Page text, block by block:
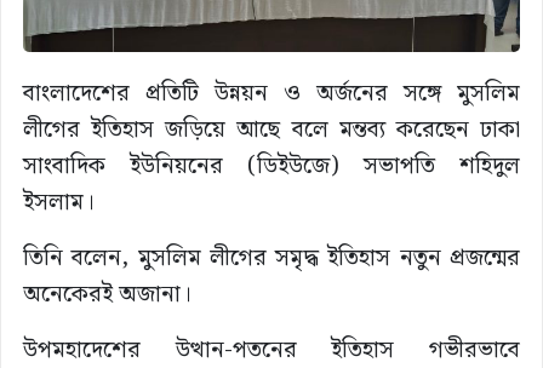
বাংলাদেশের প্রতিটি উন্নয়ন ও অর্জনের সঙ্গে মুসলিম
লীগের ইতিহাস জড়িয়ে আছে বলে মন্তব্য করেছেন ঢাকা
সাংবাদিক ইউনিয়নের (ডিইউজে) সভাপতি শহিদুল
ইসলাম।
তিনি বলেন, মুসলিম লীগের সমৃদ্ধ ইতিহাস নতুন প্রজন্মের
অনেকেরই অজানা।
উপমহাদেশের উত্থান-পতনের ইতিহাস গভীরভাবে